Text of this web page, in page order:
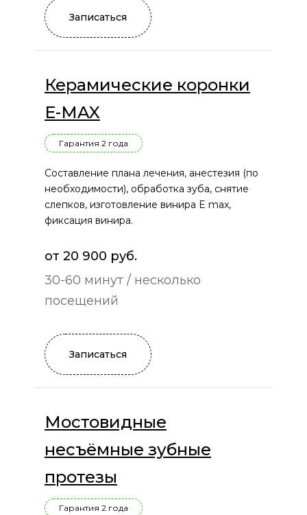
Записаться
Керамические коронки
E-MAX
Гарантия 2 года
Составление плана лечения, анестезия (по
необходимости), обработка зуба, снятие
слепков, изготовление винира E max,
фиксация винира.
от 20 900 руб.
30-60 минут / несколько
посещений
Записаться
Мостовидные
несъёмные зубные
протезы
Гарантия 2 года